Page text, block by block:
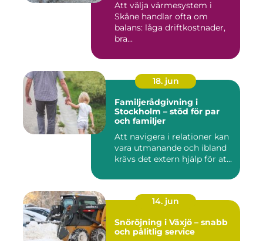
Att välja värmesystem i
Skåne handlar ofta om
balans: låga driftkostnader,
bra...
18. jun
Familjerådgivning i
Stockholm – stöd för par
och familjer
Att navigera i relationer kan
vara utmanande och ibland
krävs det extern hjälp för at...
14. jun
Snöröjning i Växjö – snabb
och pålitlig service